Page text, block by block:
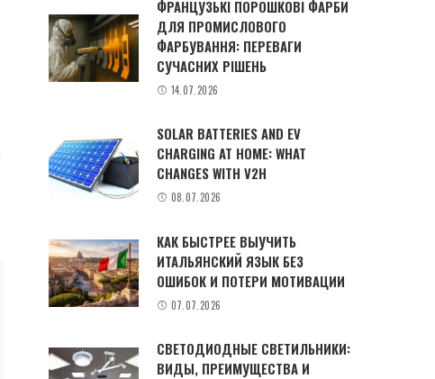
ФРАНЦУЗЬКІ ПОРОШКОВІ ФАРБИ
ДЛЯ ПРОМИСЛОВОГО
ФАРБУВАННЯ: ПЕРЕВАГИ
СУЧАСНИХ РІШЕНЬ
14.07.2026
SOLAR BATTERIES AND EV
CHARGING AT HOME: WHAT
CHANGES WITH V2H
08.07.2026
КАК БЫСТРЕЕ ВЫУЧИТЬ
ИТАЛЬЯНСКИЙ ЯЗЫК БЕЗ
ОШИБОК И ПОТЕРИ МОТИВАЦИИ
07.07.2026
СВЕТОДИОДНЫЕ СВЕТИЛЬНИКИ:
ВИДЫ, ПРЕИМУЩЕСТВА И